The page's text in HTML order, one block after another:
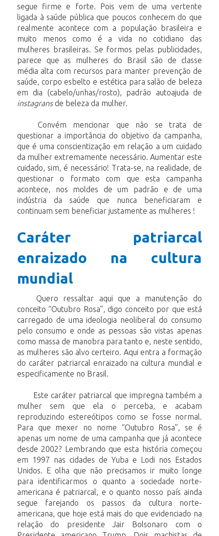
segue firme e forte. Pois vem de uma vertente
ligada à saúde pública que poucos conhecem do que
realmente acontece com a população brasileira e
muito menos como é a vida no cotidiano das
mulheres brasileiras. Se formos pelas publicidades,
parece que as mulheres do Brasil são de classe
média alta com recursos para manter prevenção de
saúde, corpo esbelto e estética para salão de beleza
em dia (cabelo/unhas/rosto), padrão autoajuda de
instagransde beleza da mulher.
Convém mencionar que não se trata de
questionar a importância do objetivo da campanha,
que é uma conscientização em relação a um cuidado
da mulher extremamente necessário. Aumentar este
cuidado, sim, é necessário! Trata-se, na realidade, de
questionar o formato com que esta campanha
acontece, nos moldes de um padrão e de uma
indústria da saúde que nunca beneficiaram e
continuam sem beneficiar justamente as mulheres !
Caráter patriarcal
enraizado na cultura
mundial
Quero ressaltar aqui que a manutenção do
conceito “Outubro Rosa”, digo conceito por que está
carregado de uma ideologia neoliberal do consumo
pelo consumo e onde as pessoas são vistas apenas
como massa de manobra para tanto e, neste sentido,
as mulheres são alvo certeiro. Aqui entra a formação
do caráter patriarcal enraizado na cultura mundial e
especificamente no Brasil.
Este caráter patriarcal que impregna também a
mulher sem que ela o perceba, e acabam
reproduzindo estereótipos como se fosse normal.
Para que mexer no nome “Outubro Rosa”, se é
apenas um nome de uma campanha que já acontece
desde 2002? Lembrando que esta história começou
em 1997 nas cidades de Yuba e Lodi nos Estados
Unidos. E olha que não precisamos ir muito longe
para identificarmos o quanto a sociedade norte-
americana é patriarcal, e o quanto nosso país ainda
segue farejando os passos da cultura norte-
americana, que hoje está mais do que evidenciado na
relação do presidente Jair Bolsonaro com o